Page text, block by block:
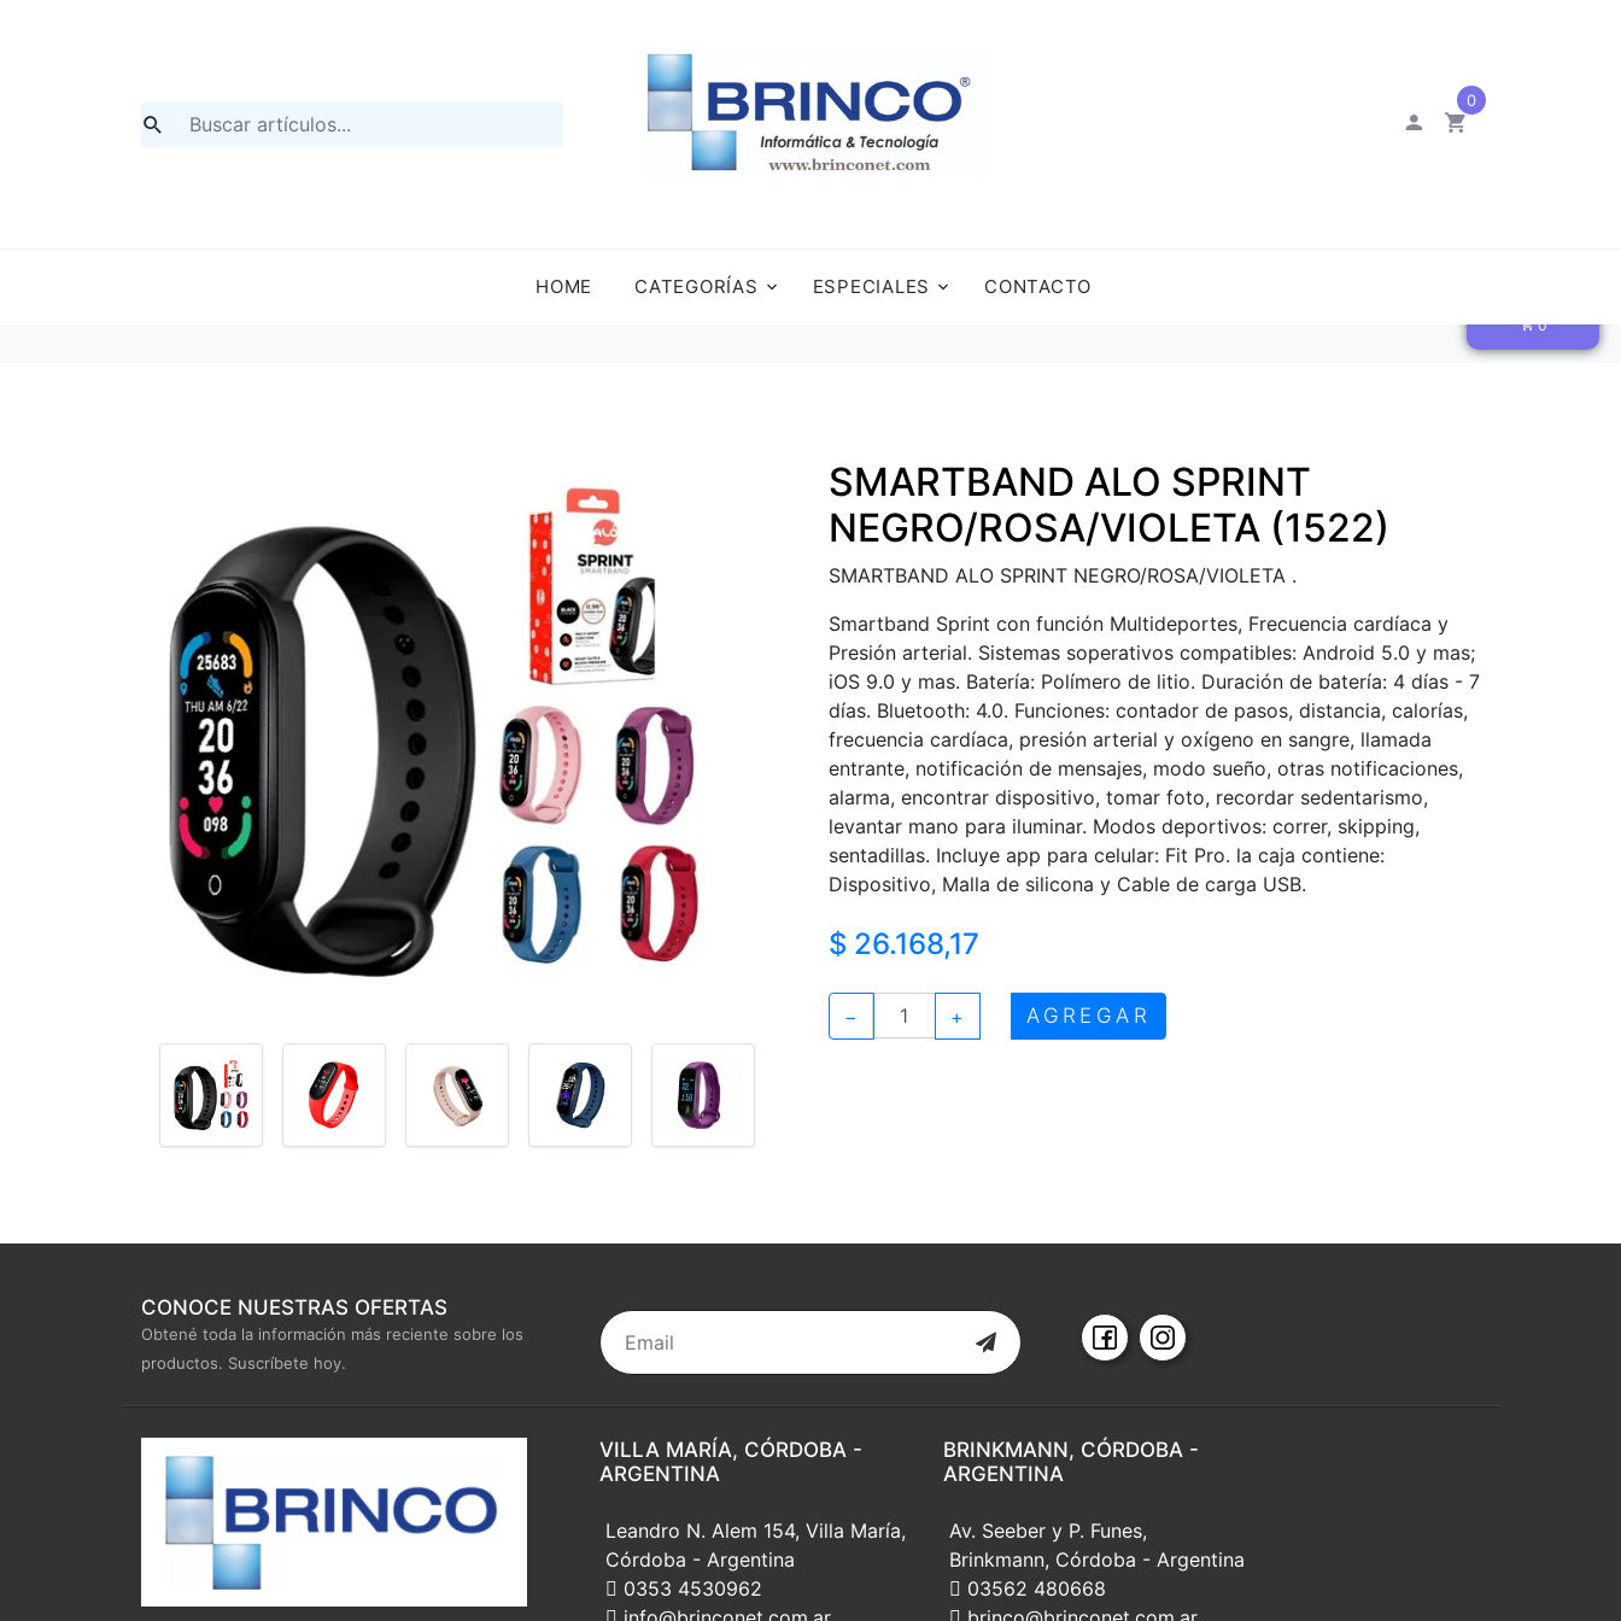
0
HOME CATEGORÍAS ESPECIALES CONTACTO
SMARTBAND ALO SPRINT
NEGRO/ROSA/VIOLETA (1522)
SMARTBAND ALO SPRINT NEGRO/ROSA/VIOLETA .
Smartband Sprint con función Multideportes, Frecuencia cardíaca y
Presión arterial. Sistemas soperativos compatibles: Android 5.0 y mas;
iOS 9.0 y mas. Batería: Polímero de litio. Duración de batería: 4 días - 7
días. Bluetooth: 4.0. Funciones: contador de pasos, distancia, calorías,
frecuencia cardíaca, presión arterial y oxígeno en sangre, llamada
entrante, notificación de mensajes, modo sueño, otras notificaciones,
alarma, encontrar dispositivo, tomar foto, recordar sedentarismo,
levantar mano para iluminar. Modos deportivos: correr, skipping,
sentadillas. Incluye app para celular: Fit Pro. la caja contiene:
Dispositivo, Malla de silicona y Cable de carga USB.
$ 26.168,17
− + AGREGAR
0
CONOCE NUESTRAS OFERTAS
Obtené toda la información más reciente sobre los
productos. Suscríbete hoy.
VILLA MARÍA, CÓRDOBA -
ARGENTINA
Leandro N. Alem 154, Villa María,
Córdoba - Argentina
0353 4530962
BRINKMANN, CÓRDOBA -
ARGENTINA
Av. Seeber y P. Funes,
Brinkmann, Córdoba - Argentina
03562 480668